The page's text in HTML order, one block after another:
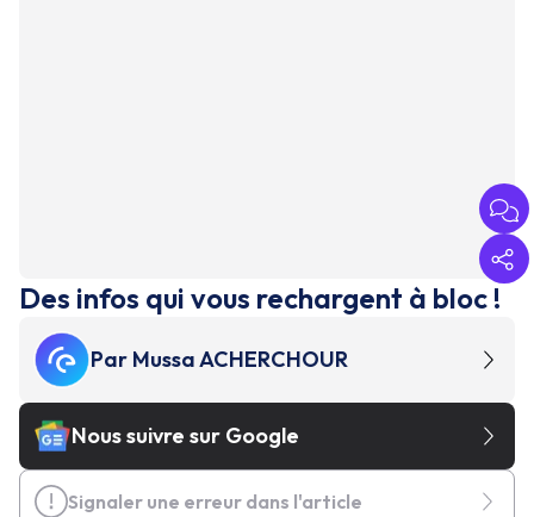
Des infos qui vous rechargent à bloc !
Par Mussa ACHERCHOUR
Nous suivre sur Google
Signaler une erreur dans l'article